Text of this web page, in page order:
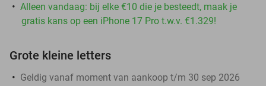
Alleen vandaag: bij elke €10 die je besteedt, maak je
gratis kans op een iPhone 17 Pro t.w.v. €1.329!
Grote kleine letters
Geldig vanaf moment van aankoop t/m 30 sep 2026